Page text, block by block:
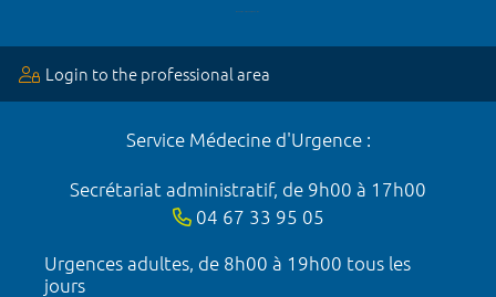
Login to the professional area
Service Médecine d'Urgence :
Secrétariat administratif, de 9h00 à 17h00
04 67 33 95 05
Urgences adultes, de 8h00 à 19h00 tous les
jours